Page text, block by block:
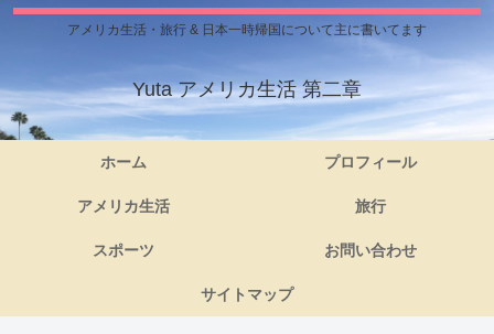
アメリカ生活・旅行 & 日本一時帰国について主に書いてます
Yuta アメリカ生活 第二章
ホーム プロフィール
アメリカ生活 旅行
スポーツ お問い合わせ
サイトマップ